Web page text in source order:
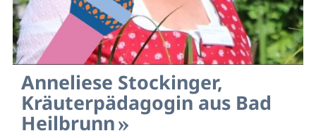
Anneliese Stockinger,
Kräuterpädagogin aus Bad
Heilbrunn